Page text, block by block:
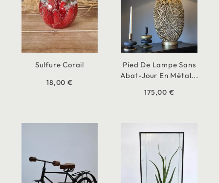
Sulfure Corail
18,00 €
Pied De Lampe Sans
Abat-Jour En Métal...
175,00 €